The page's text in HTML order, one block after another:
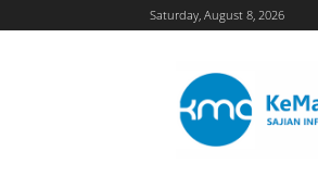
Saturday, August 8, 2026